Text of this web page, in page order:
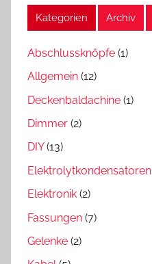
Kategorien Archiv
Abschlussknöpfe (1)
Allgemein (12)
Deckenbaldachine (1)
Dimmer (2)
DIY(13)
Elektrolytkondensatoren
Elektronik (2)
Fassungen (7)
Gelenke (2)